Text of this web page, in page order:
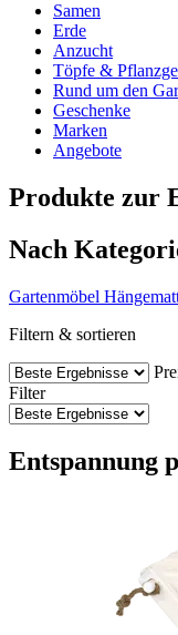
Samen
Erde
Anzucht
Töpfe &
Rund um den
Geschenke
Marken
Angebote
Produkte zur
Nach
Gartenmöbel
Filtern & sortieren
Filter
Entspannung